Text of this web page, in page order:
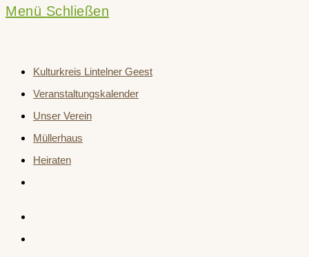
search
panel.
Menü Schließen
Kulturkreis Lintelner Geest
Veranstaltungskalender
Unser Verein
Müllerhaus
Heiraten